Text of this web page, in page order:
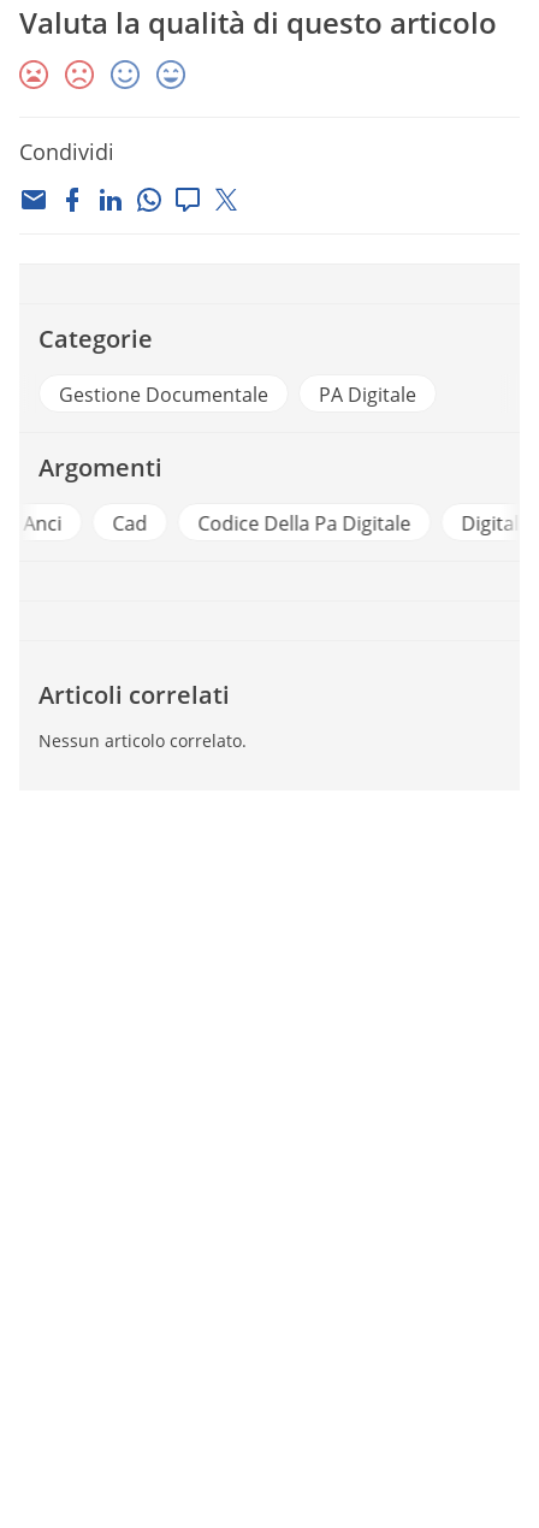
Valuta la qualità di questo articolo
Condividi
Categorie
Gestione Documentale PA Digitale
Argomenti
Cad Codice Della Pa Digitale
Articoli correlati
Nessun articolo correlato.